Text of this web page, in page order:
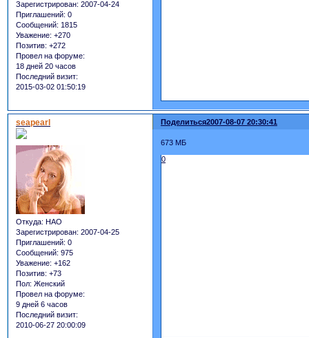
Зарегистрирован: 2007-04-24
Приглашений: 0
Сообщений: 1815
Уважение: +270
Позитив: +272
Провел на форуме:
18 дней 20 часов
Последний визит:
2015-03-02 01:50:19
Поделиться2007-08-07 20:30:41
seapearl
Откуда: НАО
Зарегистрирован: 2007-04-25
Приглашений: 0
Сообщений: 975
Уважение: +162
Позитив: +73
Пол: Женский
Провел на форуме:
9 дней 6 часов
Последний визит:
2010-06-27 20:00:09
673 МБ
0